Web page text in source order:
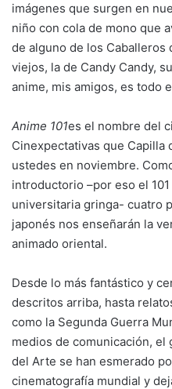
imágenes que surgen en
niño con cola de mono que
de alguno de los Caballeros
viejos, la de Candy Candy,
anime, mis amigos, es todo
Anime 101es el nombre del
Cinexpectativas que
ustedes en noviembre.
introductorio –por eso el
universitaria gringa- cuatro
japonés nos enseñarán la
animado oriental.
Desde lo más fantástico y
descritos arriba, hasta
como la Segunda Guerra
medios de comunicación, el
del Arte se han esmerado
cinematografía mundial y